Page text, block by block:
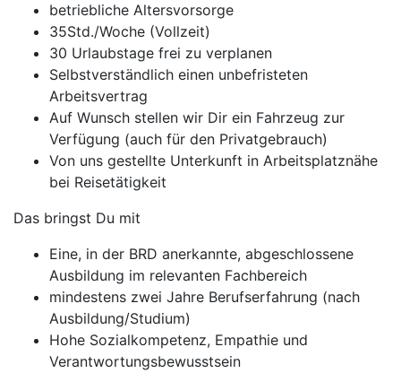
betriebliche Altersvorsorge
35Std./Woche (Vollzeit)
30 Urlaubstage frei zu verplanen
Selbstverständlich einen unbefristeten
Arbeitsvertrag
Auf Wunsch stellen wir Dir ein Fahrzeug zur
Verfügung (auch für den Privatgebrauch)
Von uns gestellte Unterkunft in Arbeitsplatznähe
bei Reisetätigkeit
Das bringst Du mit
Eine, in der BRD anerkannte, abgeschlossene
Ausbildung im relevanten Fachbereich
mindestens zwei Jahre Berufserfahrung (nach
Ausbildung/Studium)
Hohe Sozialkompetenz, Empathie und
Verantwortungsbewusstsein